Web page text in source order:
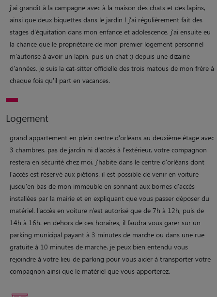
j'ai grandit à la campagne avec à la maison des chats et des lapins,
ainsi que deux biquettes dans le jardin ! j'ai régulièrement fait des
stages d'équitation dans mon enfance et adolescence. j'ai ensuite eu
la chance que le propriétaire de mon premier logement personnel
m'autorise à avoir un lapin, puis un chat :) depuis une dizaine
d'années, je suis la cat-sitter officielle des trois matous de mon frère à
chaque fois qu'il part en vacances.
Logement
grand appartement en plein centre d'orléans au deuxième étage avec
3 chambres. pas de jardin ni d'accès à l'extérieur, votre compagnon
restera en sécurité chez moi. j'habite dans le centre d'orléans dont
l'accès est réservé aux piétons. il est possible de venir en voiture
jusqu'en bas de mon immeuble en sonnant aux bornes d'accès
installées par la mairie et en expliquant que vous passer déposer du
matériel. l'accès en voiture n'est autorisé que de 7h à 12h, puis de
14h à 16h. en dehors de ces horaires, il faudra vous garer sur un
parking municipal payant à 3 minutes de marche ou dans une rue
gratuite à 10 minutes de marche. je peux bien entendu vous
rejoindre à votre lieu de parking pour vous aider à transporter votre
compagnon ainsi que le matériel que vous apporterez.